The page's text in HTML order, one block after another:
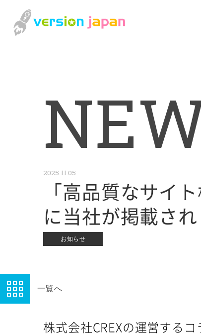
NE
2025.11.05
「高品質なサイ
に当社が掲載され
お知らせ
一覧へ
株式会社CREXの運営する